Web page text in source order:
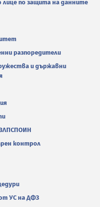
по защита на данните
разпоредители
и държавни
контрол
УС на ДФЗ